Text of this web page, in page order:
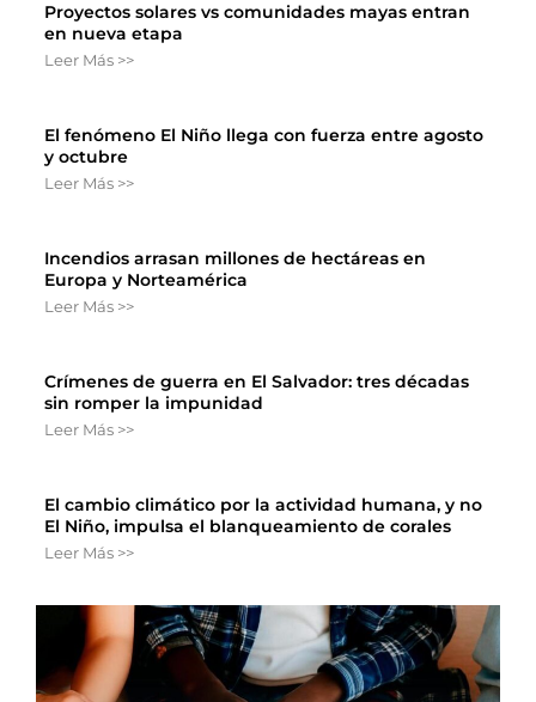
Proyectos solares vs comunidades mayas entran
en nueva etapa
Leer Más >>
El fenómeno El Niño llega con fuerza entre agosto
y octubre
Leer Más >>
Incendios arrasan millones de hectáreas en
Europa y Norteamérica
Leer Más >>
Crímenes de guerra en El Salvador: tres décadas
sin romper la impunidad
Leer Más >>
El cambio climático por la actividad humana, y no
El Niño, impulsa el blanqueamiento de corales
Leer Más >>